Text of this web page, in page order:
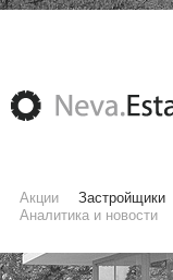
Акции Застройщики
Аналитика и новости